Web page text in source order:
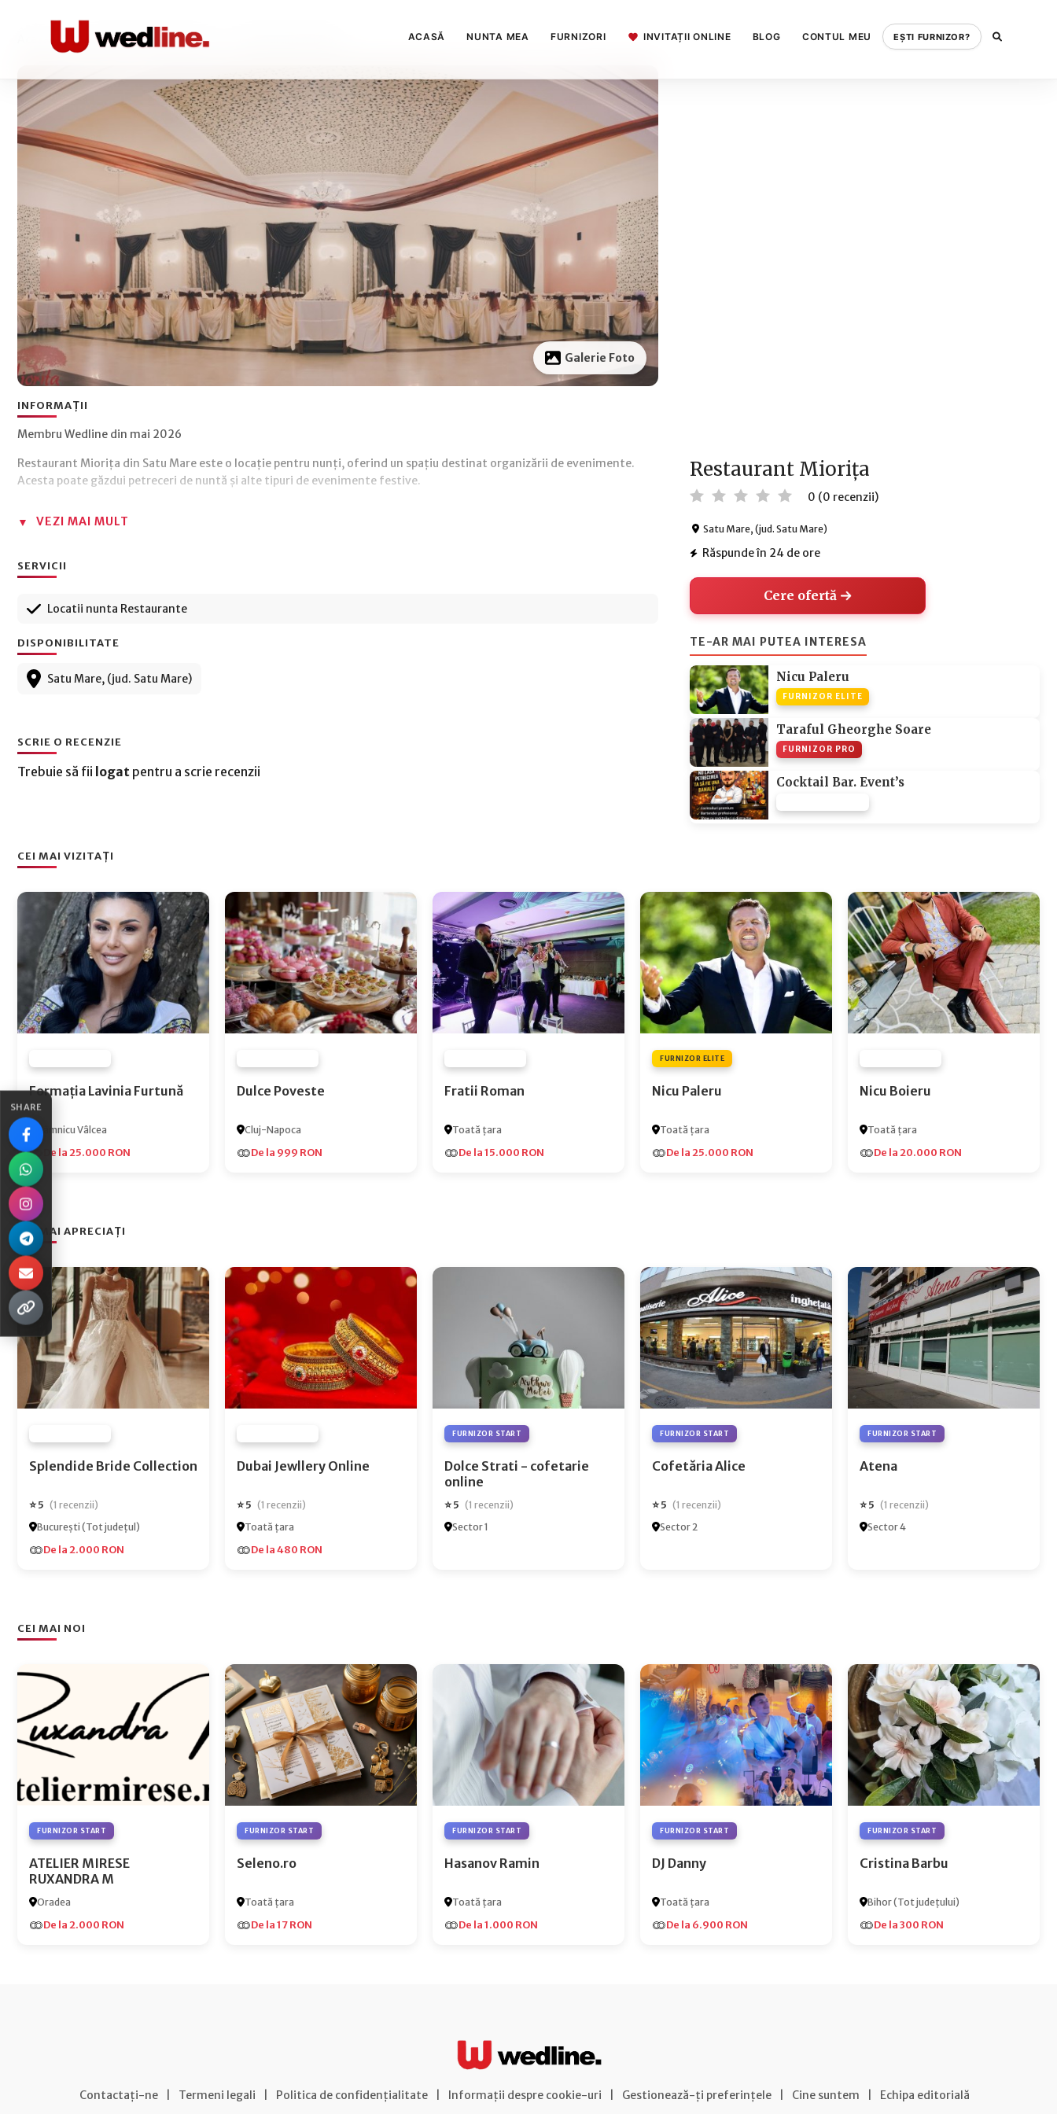
ACASĂ NUNTA MEA FURNIZORI INVITAȚII ONLINE BLOG CONTUL MEU EȘTI FURNIZOR?
SHARE
/ Locatii nunta Restaurante
Galerie Foto
Restaurant Miorița
0 (0 recenzii)
Satu Mare, (jud. Satu Mare)
Răspunde în 24 de ore
Cere ofertă
TE-AR MAI PUTEA INTERESA
Nicu Paleru
FURNIZOR ELITE
Taraful Gheorghe Soare
FURNIZOR PRO
Cocktail Bar. Event’s
INFORMAȚII
Membru Wedline din mai 2026
Restaurant Miorița din Satu Mare este o locație pentru nunți, oferind un spațiu destinat organizării de evenimente.
Acesta poate găzdui petreceri de nuntă și alte tipuri de evenimente festive.
VEZI MAI MULT
SERVICII
Locatii nunta Restaurante
DISPONIBILITATE
Satu Mare, (jud. Satu Mare)
SCRIE O RECENZIE
Trebuie să fii logat pentru a scrie recenzii
CEI MAI VIZITAȚI
Formația Lavinia Furtună
Râmnicu Vâlcea
De la 25.000 RON
Dulce Poveste
Cluj-Napoca
De la 999 RON
Fratii Roman
Toată țara
De la 15.000 RON
FURNIZOR ELITE
Nicu Paleru
Toată țara
De la 25.000 RON
Nicu Boieru
Toată țara
De la 20.000 RON
CEI MAI APRECIAȚI
Splendide Bride Collection
⭐ 5 (1 recenzii)
București (Tot județul)
De la 2.000 RON
Dubai Jewllery Online
⭐ 5 (1 recenzii)
Toată țara
De la 480 RON
FURNIZOR START
Dolce Strati - cofetarie
online
⭐ 5 (1 recenzii)
Sector 1
FURNIZOR START
Cofetăria Alice
⭐ 5 (1 recenzii)
Sector 2
FURNIZOR START
Atena
⭐ 5 (1 recenzii)
Sector 4
CEI MAI NOI
FURNIZOR START
ATELIER MIRESE
RUXANDRA M
Oradea
De la 2.000 RON
FURNIZOR START
Seleno.ro
Toată țara
De la 17 RON
FURNIZOR START
Hasanov Ramin
Toată țara
De la 1.000 RON
FURNIZOR START
DJ Danny
Toată țara
De la 6.900 RON
FURNIZOR START
Cristina Barbu
Bihor (Tot județului)
De la 300 RON
Contactați-ne Termeni legali Politica de confidențialitate Informații despre cookie-uri Gestionează-ți preferințele Cine suntem Echipa editorială